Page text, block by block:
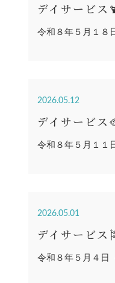
デイサービス
令和８年５月１８
2026.05.12
デイサービス
令和８年５月１１
2026.05.01
デイサービス
令和８年５月４日